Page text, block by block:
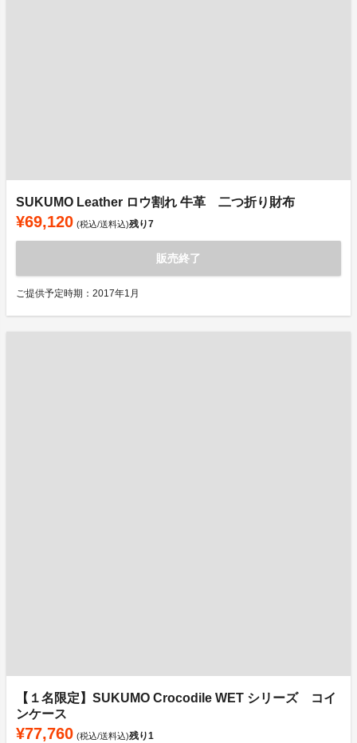
SUKUMO Leather ロウ割れ 牛革 二つ折り財布
¥69,120 (税込/送料込)残り7
販売終了
ご提供予定時期：2017年1月
【１名限定】SUKUMO Crocodile WET シリーズ コイ
ンケース
¥77,760 (税込/送料込)残り1